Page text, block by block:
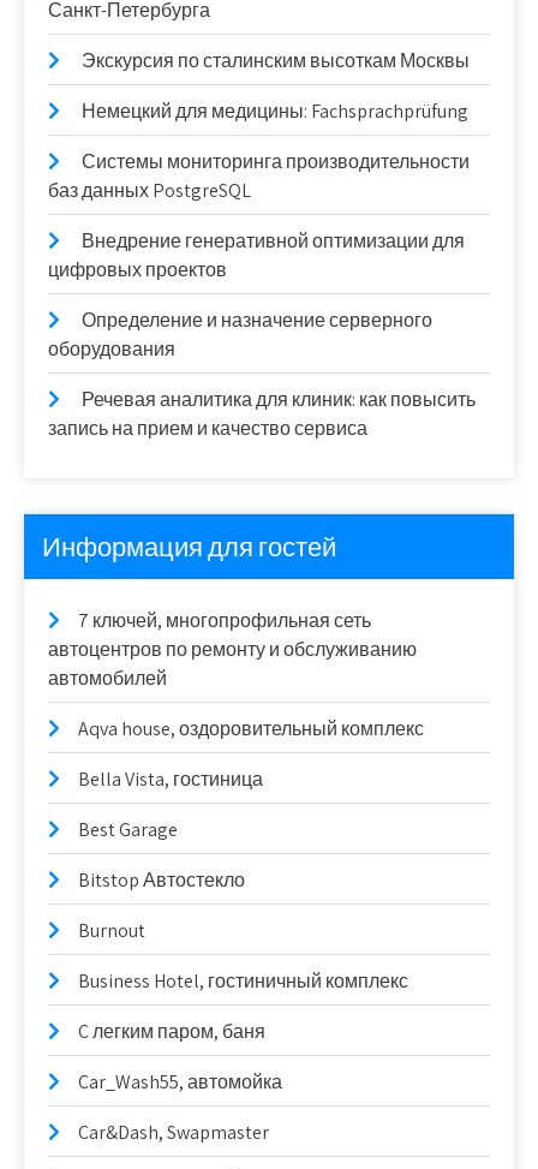
Санкт-Петербурга
Экскурсия по сталинским высоткам Москвы
Немецкий для медицины: Fachsprachprüfung
Системы мониторинга производительности
баз данных PostgreSQL
Внедрение генеративной оптимизации для
цифровых проектов
Определение и назначение серверного
оборудования
Речевая аналитика для клиник: как повысить
запись на прием и качество сервиса
Информация для гостей
7 ключей, многопрофильная сеть
автоцентров по ремонту и обслуживанию
автомобилей
Aqva house, оздоровительный комплекс
Bella Vista, гостиница
Best Garage
Bitstop Автостекло
Burnout
Business Hotel, гостиничный комплекс
C легким паром, баня
Car_Wash55, автомойка
Car&Dash, Swapmaster